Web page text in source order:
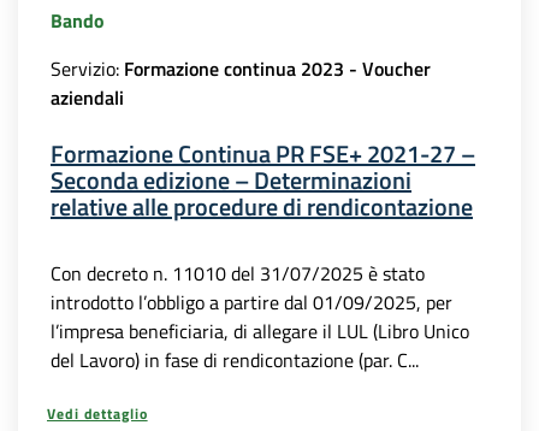
Bando
Servizio: Formazione continua 2023 - Voucher
aziendali
Formazione Continua PR FSE+ 2021-27 –
Seconda edizione – Determinazioni
relative alle procedure di rendicontazione
Con decreto n. 11010 del 31/07/2025 è stato
introdotto l’obbligo a partire dal 01/09/2025, per
l’impresa beneficiaria, di allegare il LUL (Libro Unico
del Lavoro) in fase di rendicontazione (par. C...
Vedi dettaglio